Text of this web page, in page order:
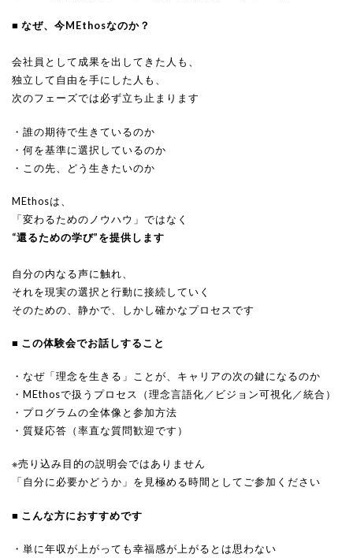
■ なぜ、今MEthosなのか？
会社員として成果を出してきた人も、
独立して自由を手にした人も、
次のフェーズでは必ず立ち止まります
・誰の期待で生きているのか
・何を基準に選択しているのか
・この先、どう生きたいのか
MEthosは、
「変わるためのノウハウ」ではなく
“還るための学び”を提供します
自分の内なる声に触れ、
それを現実の選択と行動に接続していく
そのための、静かで、しかし確かなプロセスです
■ この体験会でお話しすること
・なぜ「理念を生きる」ことが、キャリアの次の鍵になるのか
・MEthosで扱うプロセス（理念言語化／ビジョン可視化／統合）
・プログラムの全体像と参加方法
・質疑応答（率直な質問歓迎です）
※売り込み目的の説明会ではありません
「自分に必要かどうか」を見極める時間としてご参加ください
■ こんな方におすすめです
・単に年収が上がっても幸福感が上がるとは思わない